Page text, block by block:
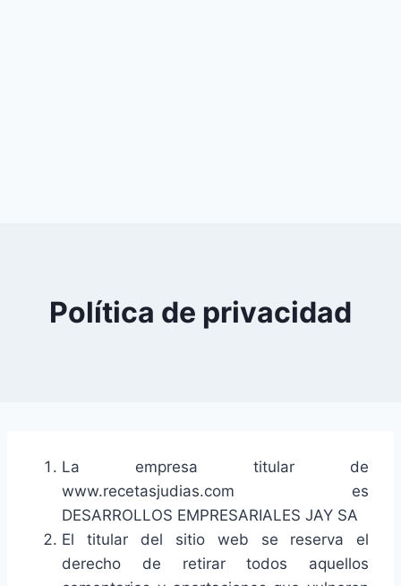
Política de privacidad
La empresa titular de
www.recetasjudias.com es
DESARROLLOS EMPRESARIALES JAY SA
El titular del sitio web se reserva el
derecho de retirar todos aquellos